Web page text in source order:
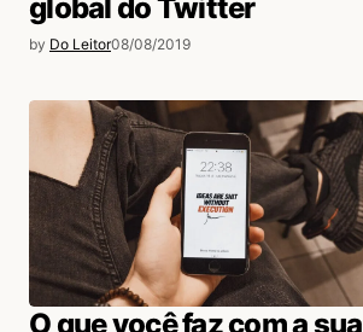
global do Twitter
by Do Leitor08/08/2019
O que você faz com a sua